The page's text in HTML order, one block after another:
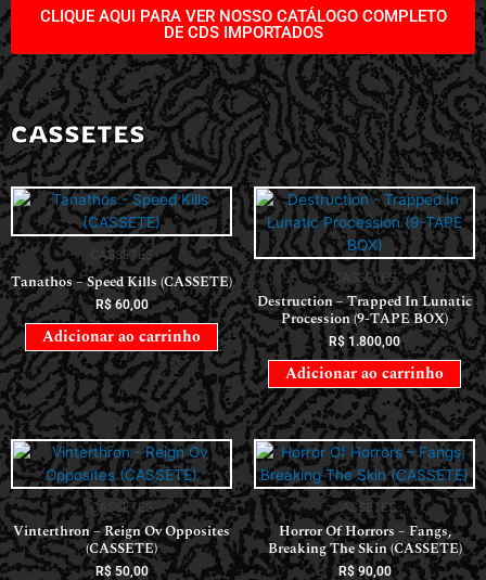
CLIQUE AQUI PARA VER NOSSO CATÁLOGO COMPLETO
DE CDS IMPORTADOS
CASSETES
CASSETES
Tanathos – Speed Kills (CASSETE)
R$60,00
Adicionar ao carrinho
CASSETES
Destruction – Trapped In Lunatic
Procession (9-TAPE BOX)
R$1.800,00
Adicionar ao carrinho
CASSETES
Vinterthron – Reign Ov Opposites
(CASSETE)
R$50,00
CASSETES
Horror Of Horrors ‎– Fangs,
Breaking The Skin (CASSETE)
R$90,00